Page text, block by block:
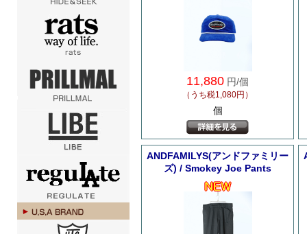
11,880 円/個
（うち税1,080円）
個
ANDFAMILYS(アンドファミリー
ズ) / Smokey Joe Pants